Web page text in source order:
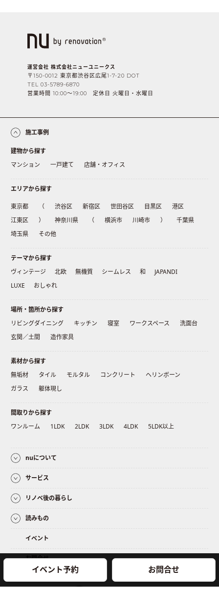
イベント予約 お問合せ
運営会社 株式会社ニューユニークス
〒150-0012 東京都渋谷区広尾1-7-20 DOT
TEL 03-5789-6870
営業時間 10:00〜19:00 定休日 火曜日・水曜日
施工事例
建物から探す
マンション
一戸建て 店舗・オフィス
エリアから探す
東京都 （ 渋谷区 新宿区 世田谷区 目黒区
港区
江東区
） 神奈川県 （ 横浜市 川崎市 ）
千葉県
埼玉県
その他
テーマから探す
ヴィンテージ
北欧 無機質 シームレス 和
JAPANDI
LUXE
おしゃれ
場所・箇所から探す
リビングダイニング
キッチン 寝室 ワークスペース
洗面台
玄関／土間
造作家具
素材から探す
無垢材
タイル モルタル コンクリート
ヘリンボーン
ガラス
躯体現し
間取りから探す
ワンルーム
1LDK 2LDK 3LDK 4LDK 5LDK以上
nuについて
サービス
リノベ後の暮らし
読みもの
イベント
お問合せ